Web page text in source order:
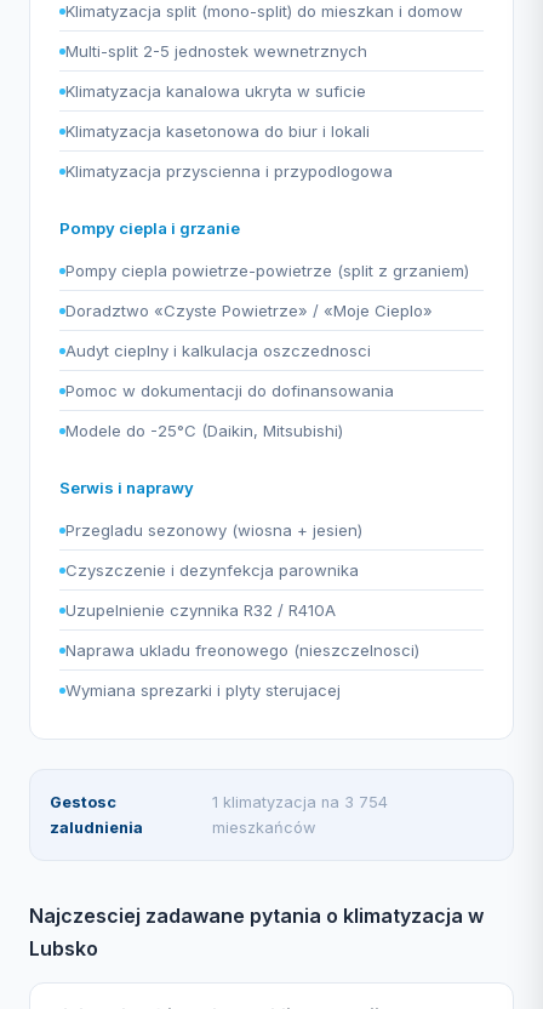
Klimatyzacja split (mono-split) do mieszkan i domow
Multi-split 2-5 jednostek wewnetrznych
Klimatyzacja kanalowa ukryta w suficie
Klimatyzacja kasetonowa do biur i lokali
Klimatyzacja przyscienna i przypodlogowa
Pompy ciepla i grzanie
Pompy ciepla powietrze-powietrze (split z grzaniem)
Doradztwo «Czyste Powietrze» / «Moje Cieplo»
Audyt cieplny i kalkulacja oszczednosci
Pomoc w dokumentacji do dofinansowania
Modele do -25°C (Daikin, Mitsubishi)
Serwis i naprawy
Przegladu sezonowy (wiosna + jesien)
Czyszczenie i dezynfekcja parownika
Uzupelnienie czynnika R32 / R410A
Naprawa ukladu freonowego (nieszczelnosci)
Wymiana sprezarki i plyty sterujacej
Gestosc
zaludnienia
1 klimatyzacja na 3 754
mieszkańców
Najczesciej zadawane pytania o klimatyzacja w
Lubsko